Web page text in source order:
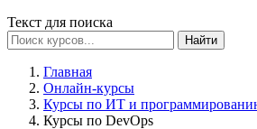
Текст для поиска
Найти
Главная
Онлайн-курсы
Курсы по ИТ и
Курсы по DevOps